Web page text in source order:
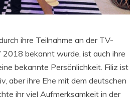
ihre Teilnahme an der TV-
2018 bekannt wurde, ist auch ihre
bekannte Persönlichkeit. Filiz ist
aber ihre Ehe mit dem deutschen
ihr viel Aufmerksamkeit in der